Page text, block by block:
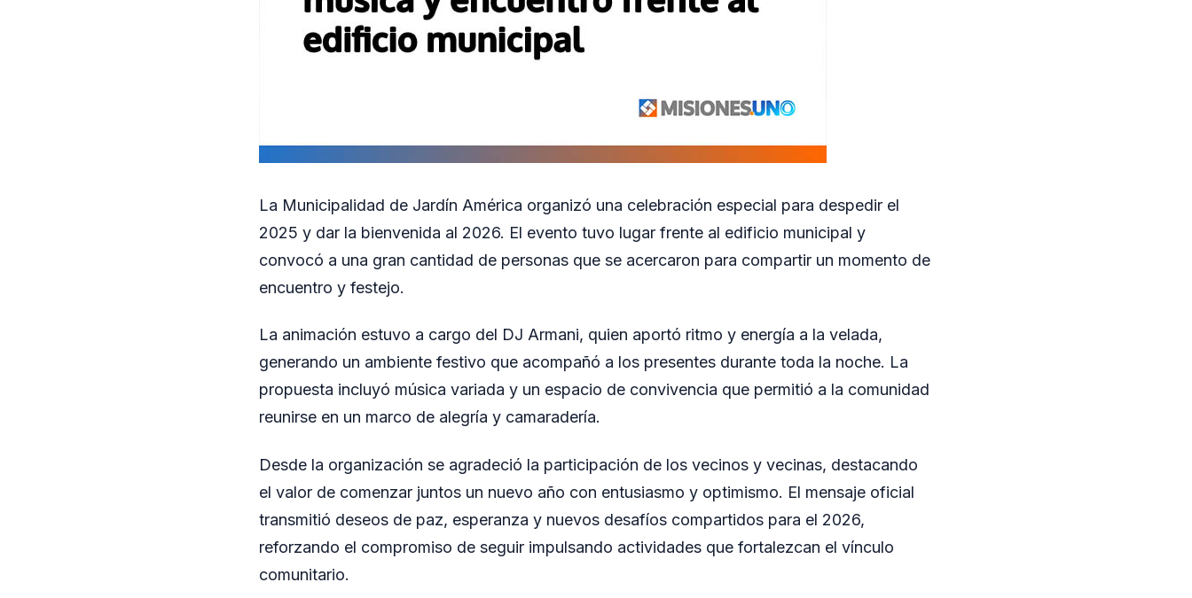
La Municipalidad de Jardín América organizó una celebración especial para despedir el
2025 y dar la bienvenida al 2026. El evento tuvo lugar frente al edificio municipal y
convocó a una gran cantidad de personas que se acercaron para compartir un momento de
encuentro y festejo.
La animación estuvo a cargo del DJ Armani, quien aportó ritmo y energía a la velada,
generando un ambiente festivo que acompañó a los presentes durante toda la noche. La
propuesta incluyó música variada y un espacio de convivencia que permitió a la comunidad
reunirse en un marco de alegría y camaradería.
Desde la organización se agradeció la participación de los vecinos y vecinas, destacando
el valor de comenzar juntos un nuevo año con entusiasmo y optimismo. El mensaje oficial
transmitió deseos de paz, esperanza y nuevos desafíos compartidos para el 2026,
reforzando el compromiso de seguir impulsando actividades que fortalezcan el vínculo
comunitario.